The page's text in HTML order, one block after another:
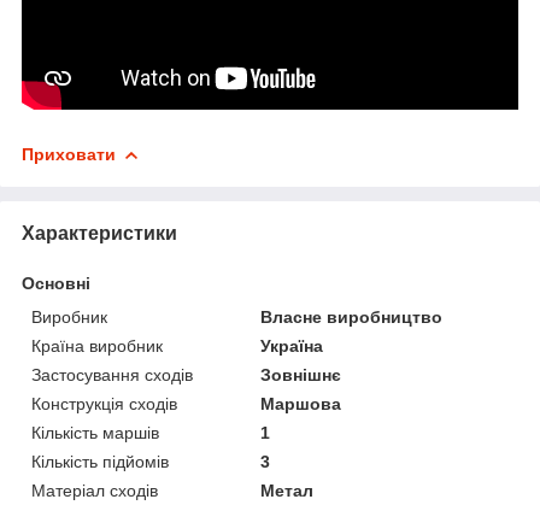
Приховати
Характеристики
Основні
Виробник
Власне виробництво
Країна виробник
Україна
Застосування сходів
Зовнішнє
Конструкція сходів
Маршова
Кількість маршів
1
Кількість підйомів
3
Матеріал сходів
Метал